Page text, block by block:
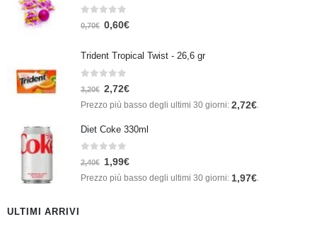
Su 5
0,70€ 0,60€
Trident Tropical Twist - 26,6 gr
Su 5
3,20€ 2,72€
Prezzo più basso degli ultimi 30 giorni: 2,72€.
Diet Coke 330ml
Su 5
2,40€ 1,99€
Prezzo più basso degli ultimi 30 giorni: 1,97€.
ULTIMI ARRIVI